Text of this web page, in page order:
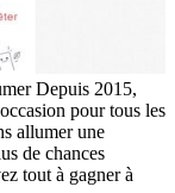
Depuis 2015,
pour tous les
allumer une
de chances
tout à gagner à